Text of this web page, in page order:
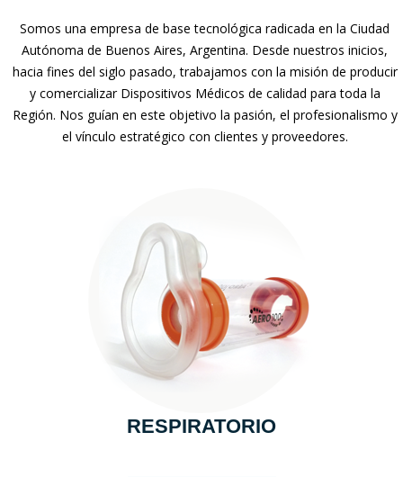
Somos una empresa de base tecnológica radicada en la Ciudad
Autónoma de Buenos Aires, Argentina. Desde nuestros inicios,
hacia fines del siglo pasado, trabajamos con la misión de producir
y comercializar Dispositivos Médicos de calidad para toda la
Región. Nos guían en este objetivo la pasión, el profesionalismo y
el vínculo estratégico con clientes y proveedores.
RESPIRATORIO